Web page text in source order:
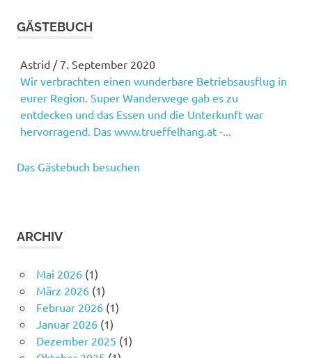
GÄSTEBUCH
Astrid/ 7. September 2020
Wir verbrachten einen wunderbare Betriebsausflug in
eurer Region. Super Wanderwege gab es zu
entdecken und das Essen und die Unterkunft war
hervorragend. Das www.trueffelhang.at -...
Das Gästebuch besuchen
ARCHIV
Mai 2026(1)
März 2026(1)
Februar 2026(1)
Januar 2026(1)
Dezember 2025 (1)